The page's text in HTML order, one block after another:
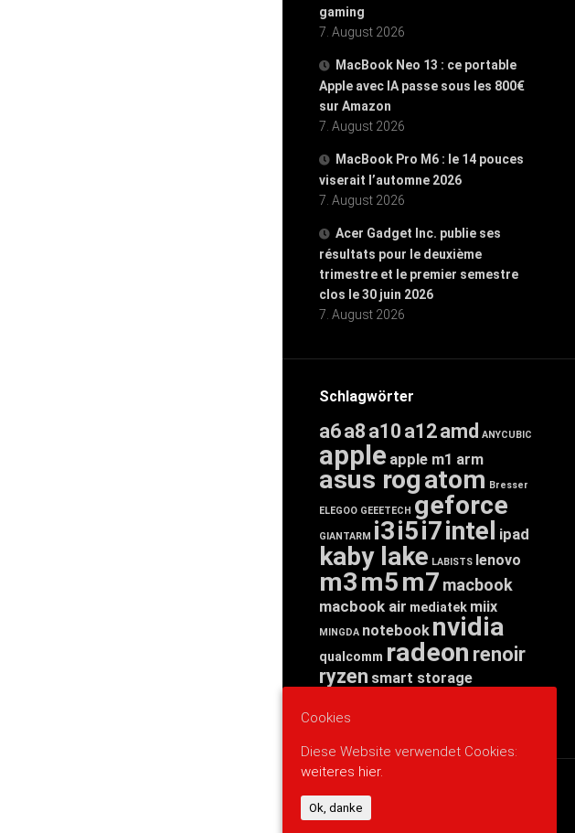
gaming
7. August 2026
MacBook Neo 13 : ce portable
Apple avec IA passe sous les 800€
sur Amazon
7. August 2026
MacBook Pro M6 : le 14 pouces
viserait l’automne 2026
7. August 2026
Acer Gadget Inc. publie ses
résultats pour le deuxième
trimestre et le premier semestre
clos le 30 juin 2026
7. August 2026
Schlagwörter
a6a8 a10 a12amd ANYCUBIC
apple apple m1 arm
asus rogatom Bresser
ELEGOO GEEETECH geforce
GIANTARM i3i5i7intel ipad
kaby lake LABISTS lenovo
m3m5m7 macbook
macbook air mediatek miix
MINGDA notebook nvidia
qualcomm radeon renoir
ryzen smart storage
threadripper
WERBUNG
Cookies
Diese Website verwendet Cookies:
weiteres hier.
Ok, danke